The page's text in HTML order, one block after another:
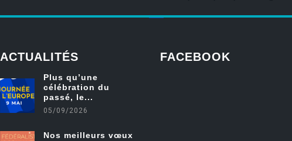
ACTUALITÉS
Plus qu’une
célébration du
passé, le...
05/09/2026
Nos meilleurs vœux
FACEBOOK